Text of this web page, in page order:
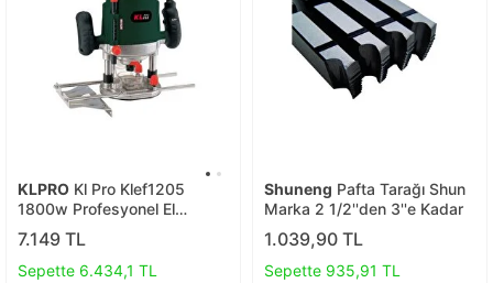
KLPRO Kl Pro Klef1205
1800w Profesyonel El
Frezesi 6-8-12 Mm
7.149 TL
Sepette 6.434,1 TL
Shuneng Pafta Tarağı Shun
Marka 2 1/2''den 3''e Kadar
1.039,90 TL
Sepette 935,91 TL